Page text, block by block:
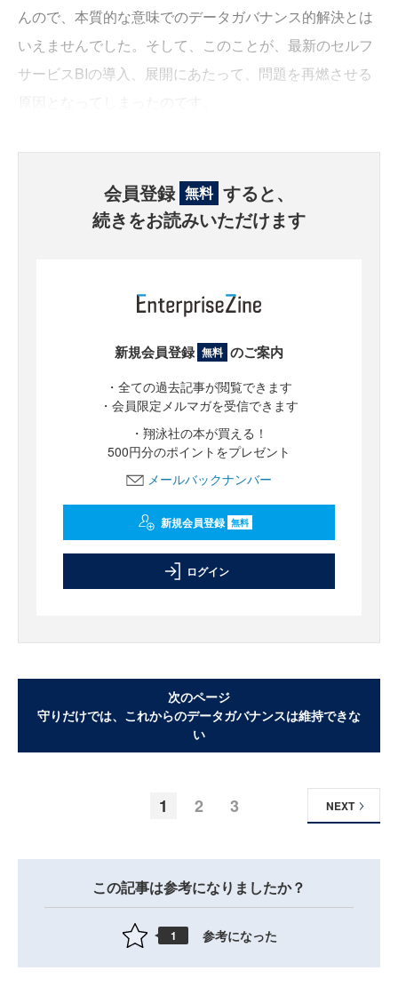
んので、本質的な意味でのデータガバナンス的解決とは
いえませんでした。そして、このことが、最新のセルフ
サービスBIの導入、展開にあたって、問題を再燃させる
会員登録 無料 すると、
続きをお読みいただけます
新規会員登録 無料 のご案内
・全ての過去記事が閲覧できます
・会員限定メルマガを受信できます
・翔泳社の本が買える！
500円分のポイントをプレゼント
メールバックナンバー
新規会員登録 無料
ログイン
次のページ
守りだけでは、これからのデータガバナンスは維持できな
い
1 2 3 NEXT
この記事は参考になりましたか？
1 参考になった